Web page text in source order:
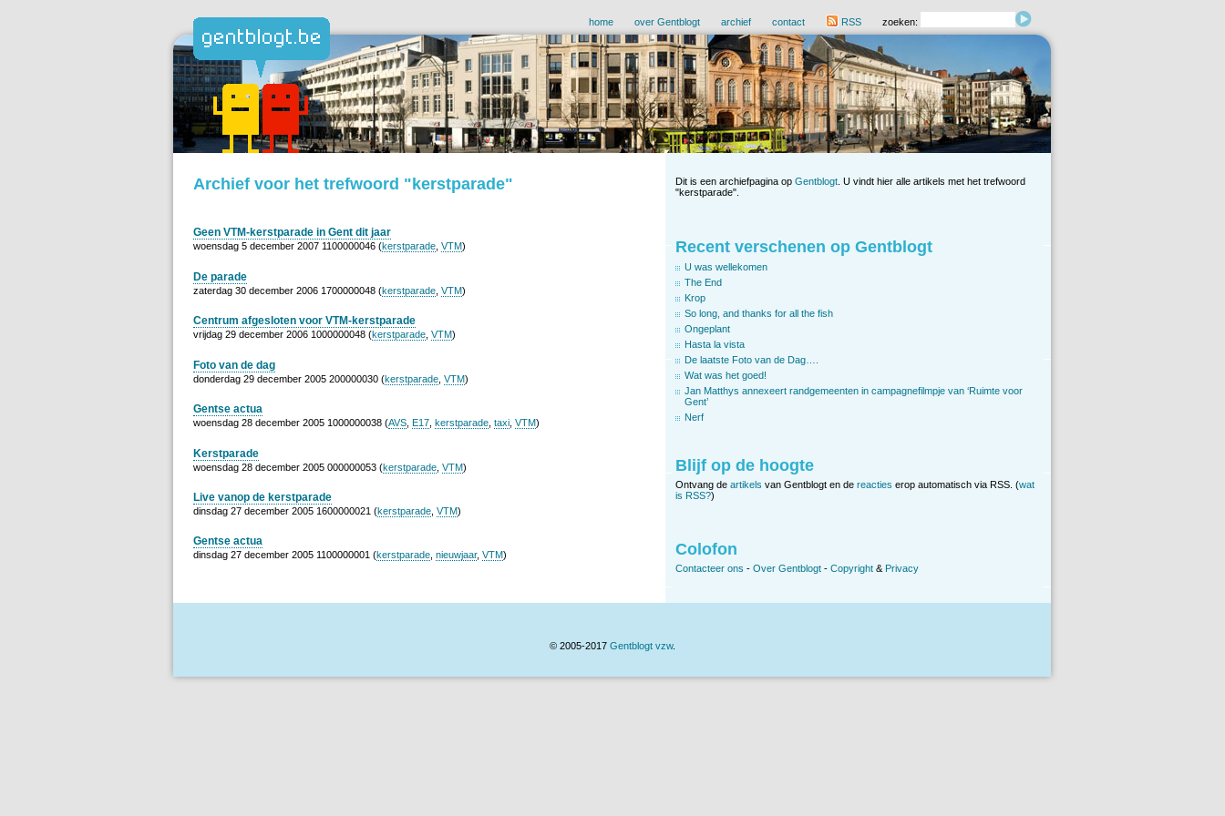
home over Gentblogt archief contact RSS zoeken:
Archief voor het trefwoord "kerstparade"
Geen VTM-kerstparade in Gent dit jaar
woensdag 5 december 2007 1100000046 (kerstparade VTM)
De parade
zaterdag 30 december 2006 1700000048 (kerstparade VTM)
Centrum afgesloten voor VTM-kerstparade
vrijdag 29 december 2006 1000000048 (kerstparade VTM)
Foto van de dag
donderdag 29 december 2005 200000030 (kerstparade VTM)
Gentse actua
woensdag 28 december 2005 1000000038 (AVS E17 kerstparade taxi VTM)
Kerstparade
woensdag 28 december 2005 000000053 (kerstparade VTM)
Live vanop de kerstparade
dinsdag 27 december 2005 1600000021 (kerstparade VTM)
Gentse actua
dinsdag 27 december 2005 1100000001 (kerstparade, nieuwjaar, VTM)
Dit is een archiefpagina op Gentblogt . U vindt hier alle artikels met het trefwoord
"kerstparade".
Recent verschenen op Gentblogt
U was wellekomen
The End
Krop
So long, and thanks for all the fish
Ongeplant
Hasta la vista
De laatste Foto van de Dag….
Wat was het goed!
Jan Matthys annexeert randgemeenten in campagnefilmpje van ‘Ruimte voor
Gent’
Nerf
Blijf op de hoogte
Ontvang de artikels van Gentblogt en de reacties erop automatisch via RSS. (wat
is RSS?)
Colofon
Contacteer ons - Over Gentblogt - Copyright & Privacy
© 2005-2017 Gentblogt vzw.